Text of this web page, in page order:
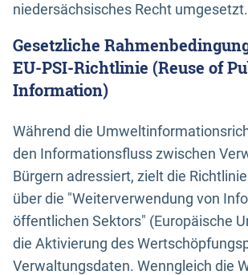
niedersächsisches Recht umgesetzt.
Gesetzliche
EU-PSI-Richtlinie (Reuse of
Information)
Während die
den Informationsfluss zwischen
Bürgern adressiert, zielt die
über die "Weiterverwendung von
öffentlichen Sektors" (Europäische
die Aktivierung des
Verwaltungsdaten. Wenngleich die